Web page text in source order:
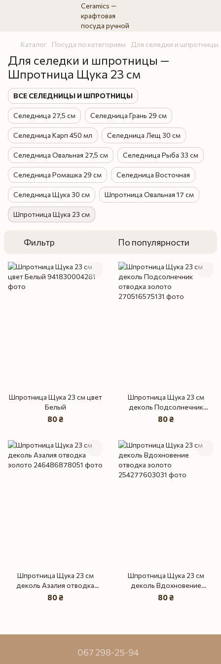
Каталог Посуда по категориям Для селедки и шпротницы
Для селедки и шпротницы —
Шпротница Щука 23 см
ВСЕ СЕЛЕДНИЦЫ И ШПРОТНИЦЫ
Селедница 27,5 см Селедница Грань 29 см
Селедница Карп 450 мл Селедница Лещ 30 см
Селедница Овальная 27,5 см Селедница Рыба 33 см
Селедница Ромашка 29 см Селедница Восточная
Селедница Щука 30 см Шпротница Овальная 17 см
Шпротница Щука 23 см
Фильтр По популярности
Шпротница Щука 23 см цвет
Белый
80 ₴
Шпротница Щука 23 см
деколь Подсолнечник
отводка золото
80 ₴
Шпротница Щука 23 см
деколь Азалия отводка
золото
80 ₴
Шпротница Щука 23 см
деколь Вдохновение
отводка золото
80 ₴
067 298-25-94